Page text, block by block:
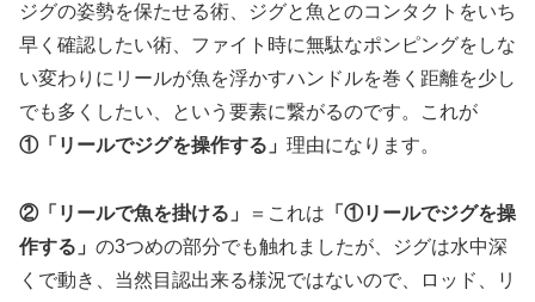
ジグの姿勢を保たせる術、ジグと魚とのコンタクトをいち
早く確認したい術、ファイト時に無駄なポンピングをしな
い変わりにリールが魚を浮かすハンドルを巻く距離を少し
でも多くしたい、という要素に繋がるのです。これが
①「リールでジグを操作する」 理由になります。
②「リールで魚を掛ける」 ＝これは 「①リールでジグを操
作する」 の3つめの部分でも触れましたが、ジグは水中深
くで動き、当然目認出来る様況ではないので、ロッド、リ